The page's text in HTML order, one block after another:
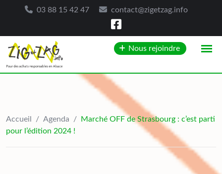
03 88 15 42 47 contact@zigetzag.info
content
Nous rejoindre
Accueil / Agenda /
Marché OFF de Strasbourg : c’est parti
pour l’édition 2024 !